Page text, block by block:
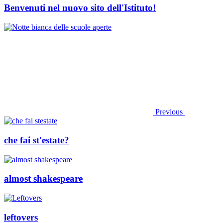
Benvenuti nel nuovo sito dell'Istituto!
Previous
che fai st'estate?
almost shakespeare
leftovers